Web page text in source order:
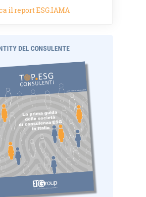
il report ESG.IAMA
DEL CONSULENTE